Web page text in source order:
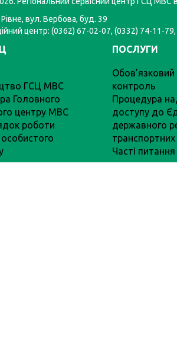
вул. Вербова, буд. 39
центр: (0362) 67-02-07, (0332) 74-11-
ГСЦ МВС
Головного
центру МВС
роботи
особистого
ПОСЛУГИ
Обов’язковий
контроль
Процедура
доступу до
державного
транспортних
Часті питання